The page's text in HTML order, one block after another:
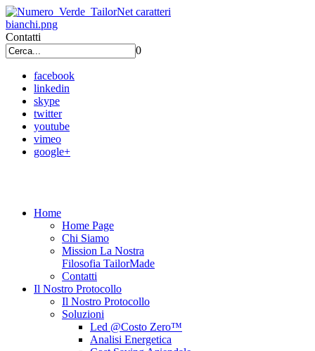
Contatti
0
facebook
linkedin
skype
twitter
youtube
vimeo
google+
Home
Home Page
Chi Siamo
Mission La Nostra
Filosofia TailorMade
Contatti
Il Nostro Protocollo
Il Nostro Protocollo
Soluzioni
Led @Costo Zero™
Analisi Energetica